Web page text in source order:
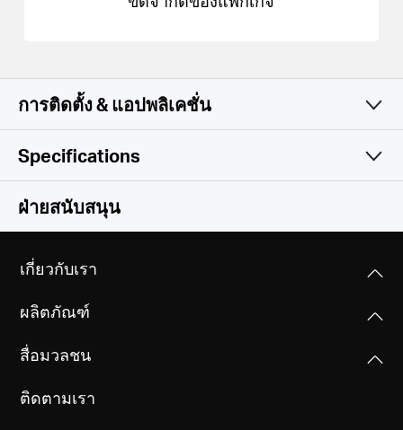
การติดตั้ง & แอปพลิเคชั่น
เรียบง่ายและมีฟังก์ชันการ
ทำงานที่ครบครัน
Specifications
Wireless
IEEE 802.11b/g/n
Frequency
2.4 GHz
Signal Rate
Server
90×92×150.5 mm
Interfaces
300 Mbps Wireless N 4G LTE Router (MB110-4G)
ฝ่ายสนับสนุน
เกี่ยวกับเรา
ผลิตภัณฑ์
สื่อมวลชน
ติดตามเรา